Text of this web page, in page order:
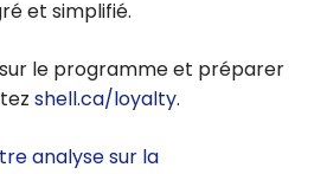
et simplifié.
le programme et préparer
shell.ca/loyalty.
analyse sur la